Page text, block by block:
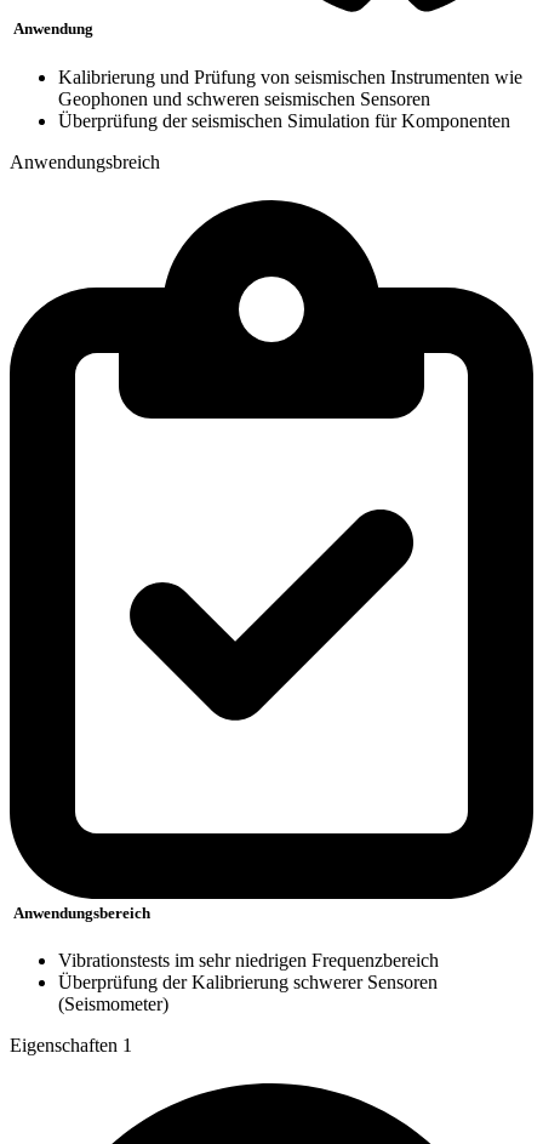
Anwendung
Kalibrierung und Prüfung von seismischen Instrumenten wie
Geophonen und schweren seismischen Sensoren
Überprüfung der seismischen Simulation für Komponenten
Anwendungsbreich
Anwendungsbereich
Vibrationstests im sehr niedrigen Frequenzbereich
Überprüfung der Kalibrierung schwerer Sensoren
(Seismometer)
Eigenschaften 1